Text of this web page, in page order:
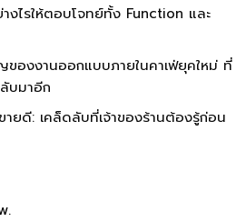
ไรให้ตอบโจทย์ทั้ง Function และ
องงานออกแบบภายในคาเฟ่ยุคใหม่ ที่
บมาอีก
ยดี: เคล็ดลับที่เจ้าของร้านต้องรู้ก่อน